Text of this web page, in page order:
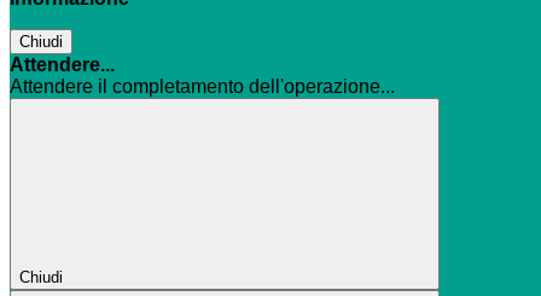
Chiudi
Attendere...
Attendere il completamento dell'operazione...
Chiudi